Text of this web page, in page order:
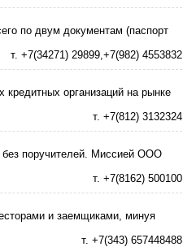
по двум документам (паспорт
т. +7(34271) 29899,+7(982) 4553832
организаций на рынке
т. +7(812) 3132324
поручителей. Миссией ООО
т. +7(8162) 500100
и заемщиками, минуя
т. +7(343) 657448488